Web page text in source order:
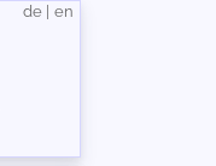
de en